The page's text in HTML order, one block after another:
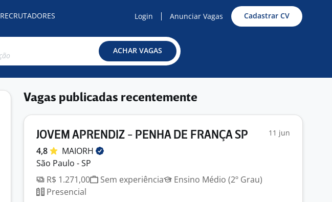
RECRUTADORES Login Anunciar Vagas Cadastrar CV
ACHAR VAGAS
Vagas publicadas recentemente
JOVEM APRENDIZ - PENHA DE FRANÇA SP 11 jun
4,8
MAIORH
São Paulo - SP
R$ 1.271,00
Sem experiência
Ensino Médio (2º Grau)
Presencial